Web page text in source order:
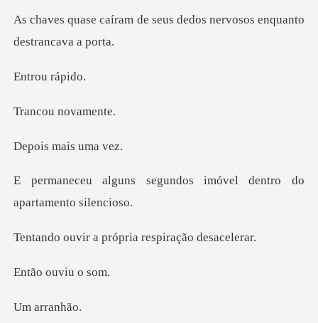
seus dedos nervosos enqu
ou r
u nova
mais
undos imóvel dentro do
própria respira
ouviu
rran